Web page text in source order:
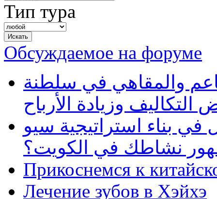
Тип тура
Обсуждаемое на форуме
والمقاهي في سلطنة
وزيادة الأرباح
بناء استراتيجية سيو
نشاطك في الكويت؟
Прикоснемся к
Лечение зубов в Хэйхэ